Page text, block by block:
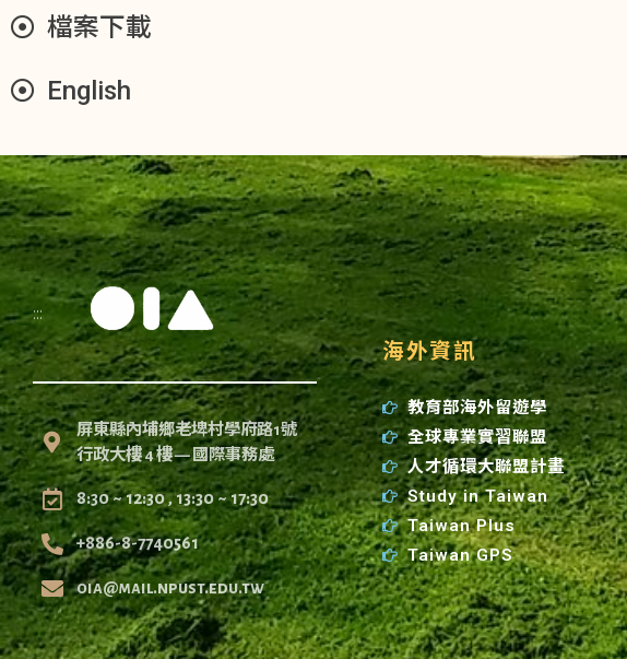
檔案下載
English
:::
屏東縣內埔鄉老埤村學府路1號
行政大樓 4 樓 — 國際事務處
8:30 ~ 12:30 , 13:30 ~ 17:30
+886-8-7740561
oia@mail.npust.edu.tw
海外資訊
教育部海外留遊學
全球專業實習聯盟
人才循環大聯盟計畫
Study in Taiwan
Taiwan Plus
Taiwan GPS